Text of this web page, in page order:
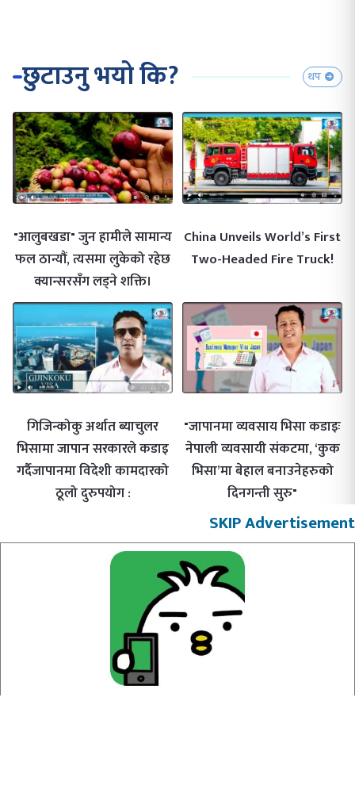
ट्रेन्डिङ्ग
छुटाउनु भयो कि? थप
"आलुबखडा" जुन हामीले सामान्य
फल ठान्यौं, त्यसमा लुकेको रहेछ
क्यान्सरसँग लड्ने शक्ति।
China Unveils World’s First
Two-Headed Fire Truck!
गिजिन्कोकु अर्थात ब्याचुलर
भिसामा जापान सरकारले कडाइ
गर्दैजापानमा विदेशी कामदारको
ठूलो दुरुपयोग :
"जापानमा व्यवसाय भिसा कडाइः
नेपाली व्यवसायी संकटमा, ‘कुक
भिसा’मा बेहाल बनाउनेहरुको
दिनगन्ती सुरु"
SKIP Advertisement
राम्रो पोष्ट मिडिया प्रा.लि. द्वारा सञ्चालित
कम्पनी दर्ता नं. १७९७७०/०७४/०७५
मू.अ.क. नं. ६०६८३१४८८